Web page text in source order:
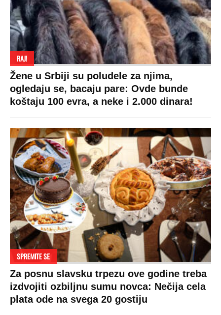
RAJ!
Žene u Srbiji su poludele za njima,
ogledaju se, bacaju pare: Ovde bunde
koštaju 100 evra, a neke i 2.000 dinara!
SPREMITE SE
Za posnu slavsku trpezu ove godine treba
izdvojiti ozbiljnu sumu novca: Nečija cela
plata ode na svega 20 gostiju